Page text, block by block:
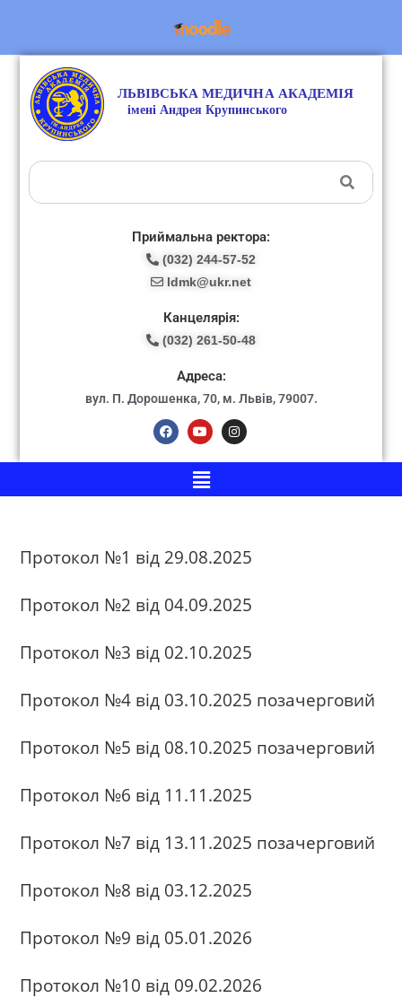
Приймальна ректора:
(032) 244-57-52
ldmk@ukr.net
Канцелярія:
(032) 261-50-48
Адреса:
вул. П. Дорошенка, 70, м. Львів, 79007.
Протокол №1 від 29.08.2025
Протокол №2 від 04.09.2025
Протокол №3 від 02.10.2025
Протокол №4 від 03.10.2025 позачерговий
Протокол №5 від 08.10.2025 позачерговий
Протокол №6 від 11.11.2025
Протокол №7 від 13.11.2025 позачерговий
Протокол №8 від 03.12.2025
Протокол №9 від 05.01.2026
Протокол №10 від 09.02.2026